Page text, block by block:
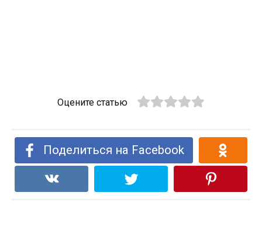
Оцените статью
Поделиться на Facebook